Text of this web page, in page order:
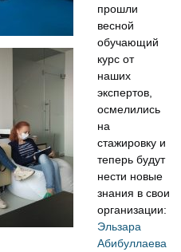
прошли
весной
обучающий
курс от
наших
экспертов,
осмелились
на
стажировку и
теперь будут
нести новые
знания в свои
организации:
Эльзара
Абибуллаева